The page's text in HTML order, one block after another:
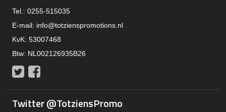
Tel.: 0255-515035
E-mail: info@totzienspromotions.nl
KvK: 53007468
Btw: NL002126935B26
Twitter
Twitter @TotziensPromo